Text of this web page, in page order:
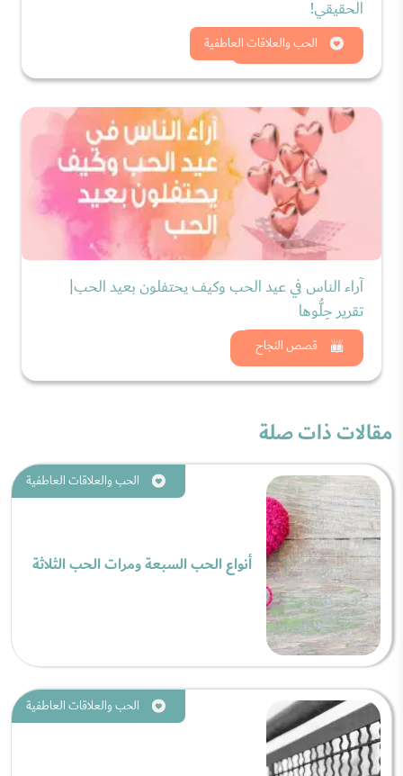
الحب والعلاقات العاطفية
الحقيقي!
شاهد الان
قصص النجاح
آراء الناس في عيد الحب وكيف يحتفلون بعيد الحب|
تقرير حِلُّوها
شاهد الان
مقالات ذات صلة
الحب والعلاقات العاطفية
أنواع الحب السبعة ومرات الحب الثلاثة
الحب والعلاقات العاطفية